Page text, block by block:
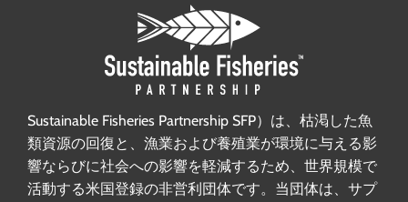
Sustainable Fisheries Partnership SFP）は、枯渇した魚
類資源の回復と、漁業および養殖業が環境に与える影
響ならびに社会への影響を軽減するため、世界規模で
活動する米国登録の非営利団体です。当団体は、サプ